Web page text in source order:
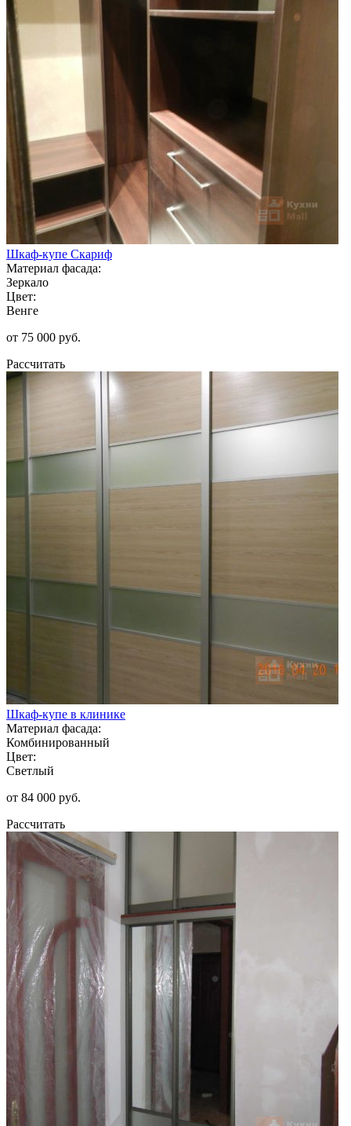
Шкаф-купе Скариф
Материал фасада:
Зеркало
Цвет:
Венге
от 75 000 руб.
Рассчитать
Шкаф-купе в клинике
Материал фасада:
Комбинированный
Цвет:
Светлый
от 84 000 руб.
Рассчитать